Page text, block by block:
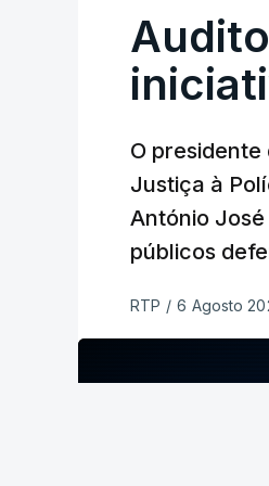
O
Justiça à
António
públicos
RTP / 6 Agosto